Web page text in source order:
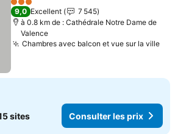
3 Étoiles
9,0 Excellent
7 545
à 0.8 km de : Cathédrale Notre Dame de
Valence
Chambres avec balcon et vue sur la ville
sites Consulter les prix